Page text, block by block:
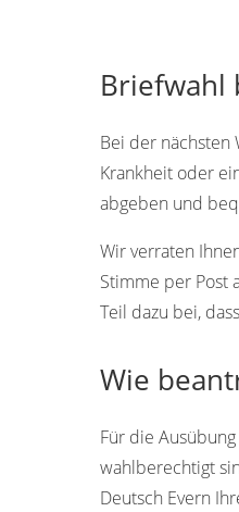
Briefwahl
Bei der nächsten
Krankheit oder
abgeben und
Wir verraten
Stimme per Post
Teil dazu bei,
Wie
Für die
wahlberechtigt
Deutsch Evern